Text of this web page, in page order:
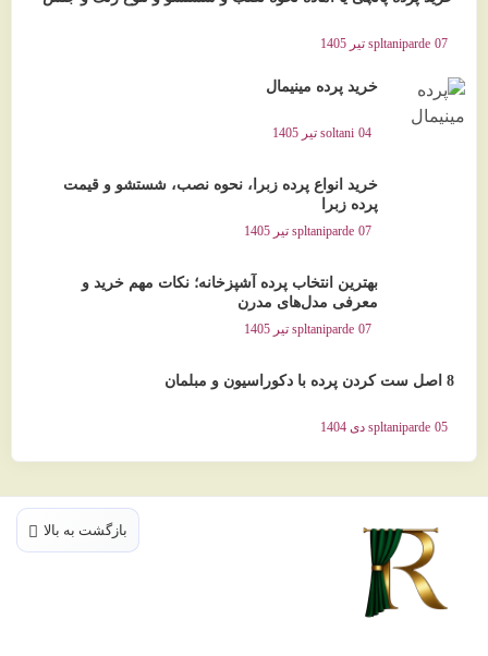
spltaniparde 07 تیر 1405
خرید پرده مینیمال
soltani 04 تیر 1405
خرید انواع پرده زبرا، نحوه نصب، شستشو و قیمت
پرده زبرا
spltaniparde 07 تیر 1405
بهترین انتخاب پرده آشپزخانه؛ نکات مهم خرید و
معرفی مدل‌های مدرن
spltaniparde 07 تیر 1405
8 اصل ست کردن پرده با دکوراسیون و مبلمان
spltaniparde 05 دی 1404
بازگشت به بالا